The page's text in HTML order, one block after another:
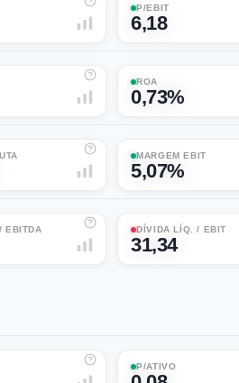
P/EBIT
6,18
ROA
0,73%
MARGEM EBIT
5,07%
EBITDA DÍVIDA LÍQ. / EBIT
31,34
P/ATIVO